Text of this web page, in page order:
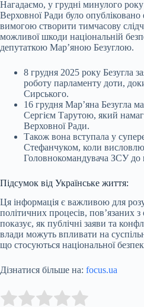
Нагадаємо, у грудні минулого
Верховної Ради було
вимогою створити тимчасову
можливої шкоди національній
депутаткою Мар’яною Безуглою.
8 грудня 2025 року Безугла
роботу парламенту доти,
Сирського.
16 грудня Мар’яна Безугла
Сергієм Тарутою, який
Верховної Ради.
Також вона вступала у
Стефанчуком, коли
Головнокомандувача ЗСУ до
Підсумок від Українське життя:
Ця інформація є важливою для
політичних процесів, пов’язаних
показує, як публічні заяви та
влади можуть впливати на
що стосуються національної
Дізнатися більше на: focus.ua
Rate this item: